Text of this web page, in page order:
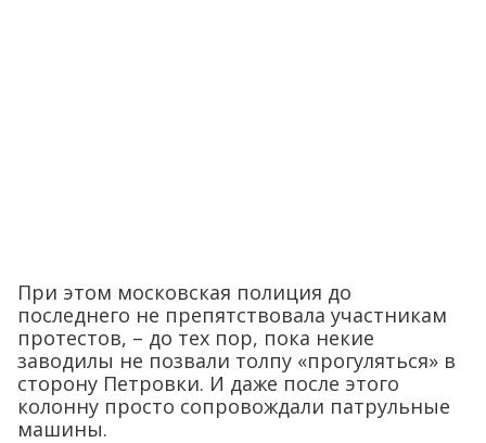
При этом московская полиция до
последнего не препятствовала участникам
протестов, – до тех пор, пока некие
заводилы не позвали толпу «прогуляться» в
сторону Петровки. И даже после этого
колонну просто сопровождали патрульные
машины.